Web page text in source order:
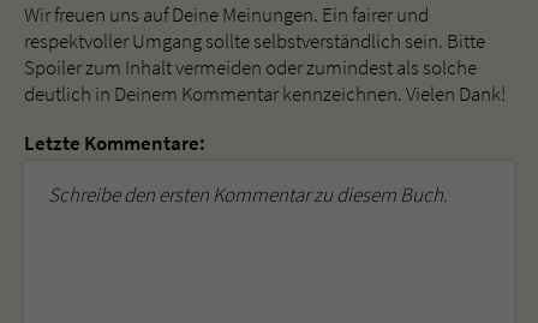
Wir freuen uns auf Deine Meinungen. Ein fairer und
respektvoller Umgang sollte selbstverständlich sein. Bitte
Spoiler zum Inhalt vermeiden oder zumindest als solche
deutlich in Deinem Kommentar kennzeichnen. Vielen Dank!
Letzte Kommentare:
Schreibe den ersten Kommentar zu diesem Buch.